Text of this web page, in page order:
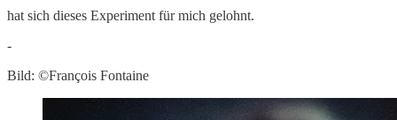
hat sich dieses Experiment für mich gelohnt.
-
Bild: ©François Fontaine